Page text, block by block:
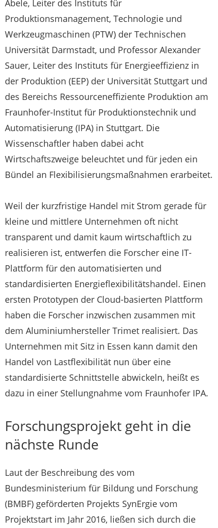
Abele, Leiter des Instituts für
Produktionsmanagement, Technologie und
Werkzeugmaschinen (PTW) der Technischen
Universität Darmstadt, und Professor Alexander
Sauer, Leiter des Instituts für Energieeffizienz in
der Produktion (EEP) der Universität Stuttgart und
des Bereichs Ressourceneffiziente Produktion am
Fraunhofer-Institut für Produktionstechnik und
Automatisierung (IPA) in Stuttgart. Die
Wissenschaftler haben dabei acht
Wirtschaftszweige beleuchtet und für jeden ein
Bündel an Flexibilisierungsmaßnahmen erarbeitet.
Weil der kurzfristige Handel mit Strom gerade für
kleine und mittlere Unternehmen oft nicht
transparent und damit kaum wirtschaftlich zu
realisieren ist, entwerfen die Forscher eine IT-
Plattform für den automatisierten und
standardisierten Energieflexibilitätshandel. Einen
ersten Prototypen der Cloud-basierten Plattform
haben die Forscher inzwischen zusammen mit
dem Aluminiumhersteller Trimet realisiert. Das
Unternehmen mit Sitz in Essen kann damit den
Handel von Lastflexibilität nun über eine
standardisierte Schnittstelle abwickeln, heißt es
dazu in einer Stellungnahme vom Fraunhofer IPA.
Forschungsprojekt geht in die
nächste Runde
Laut der Beschreibung des vom
Bundesministerium für Bildung und Forschung
(BMBF) geförderten Projekts SynErgie vom
Projektstart im Jahr 2016, ließen sich durch die